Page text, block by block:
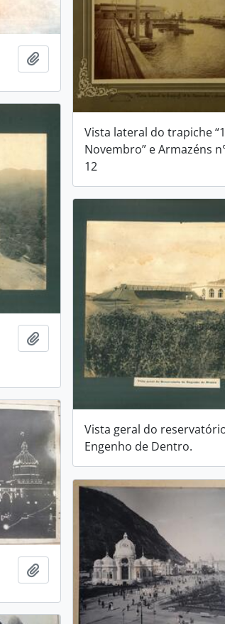
Adicionar a área de transferência
Vista lateral do trapiche
Novembro” e Armazéns
12
Adicionar a área de transferência
Vista geral do
Engenho de Dentro.
Adicionar a área de transferência